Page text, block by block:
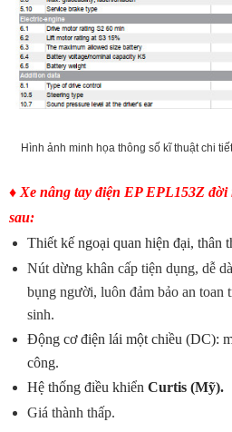
Hình ảnh minh họa thông số kĩ thuật chi
♦ Xe nâng tay điện EP EPL153Z
sau:
Thiết kế ngoại quan hiện đại, thân
Nút dừng khân cấp tiện dụng, dễ
bụng người, luôn đảm bảo an toan
sinh.
Động cơ điện lái một chiều (DC):
công.
Hệ thống điều khiển Curtis (Mỹ).
Giá thành thấp.